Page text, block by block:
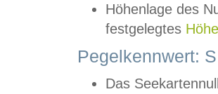
Höhenlage des
festgelegtes
Pegelkennwert:
Das